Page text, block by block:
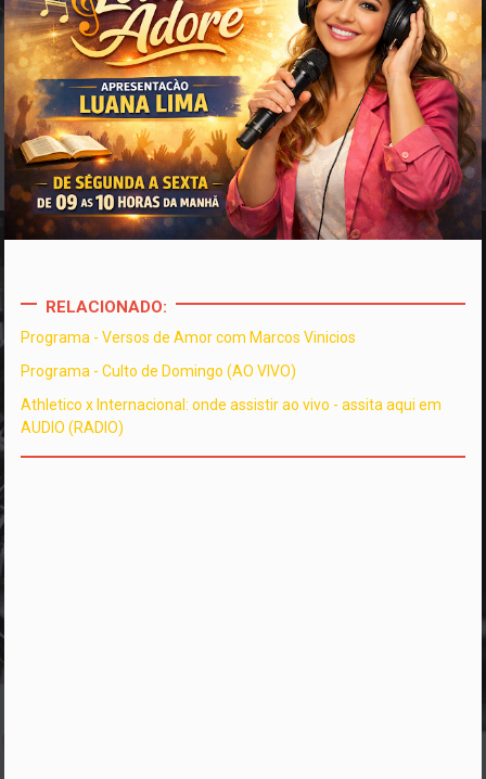
RELACIONADO:
Programa - Versos de Amor com Marcos Vinicios
Programa - Culto de Domingo (AO VIVO)
Athletico x Internacional: onde assistir ao vivo - assita aqui em
AUDIO (RADIO)